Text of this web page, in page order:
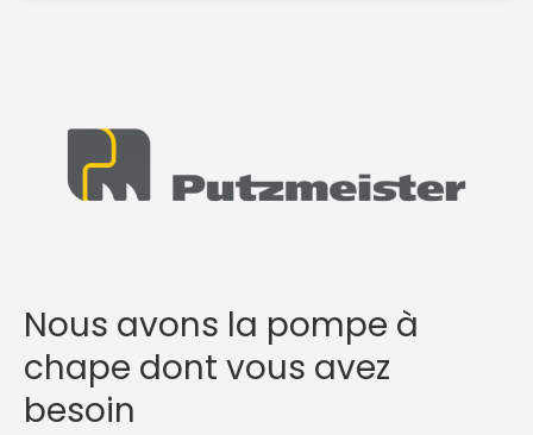
Nous avons la pompe à
chape dont vous avez
besoin